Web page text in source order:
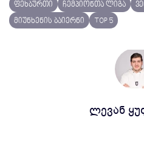
ფეხბურთი ჩემპიონთა ლიგა
მიუნხენის ბაიერნი
TOP 5
ლევან